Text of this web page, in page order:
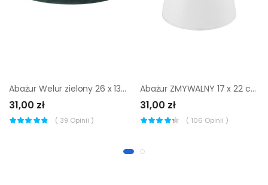
Abażur Welur zielony 26 x 13 cm H15 Art Abażur
31,00 zł
( 39 Opinii )
Abażur ZMYWALNY 17 x 22 cm tkanina biały E27
31,00 zł
( 106 Opinii )